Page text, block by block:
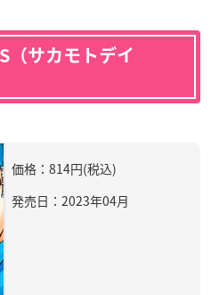
（サカモトデイ
価格：814円(税込)
発売日：2023年04月